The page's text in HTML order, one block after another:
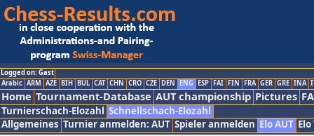
Logged on: Gast
Arabic ARM AZE BIH BUL CAT CHN CRO CZE DEN ENG ESP FAI FIN FRA GER GRE INA
Home Tournament-Database AUT championship Pictures
Turnierschach-Elozahl Schnellschach-Elozahl
Allgemeines Turnier anmelden: AUT Spieler anmelden Elo AUT